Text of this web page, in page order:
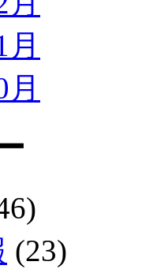
(23)